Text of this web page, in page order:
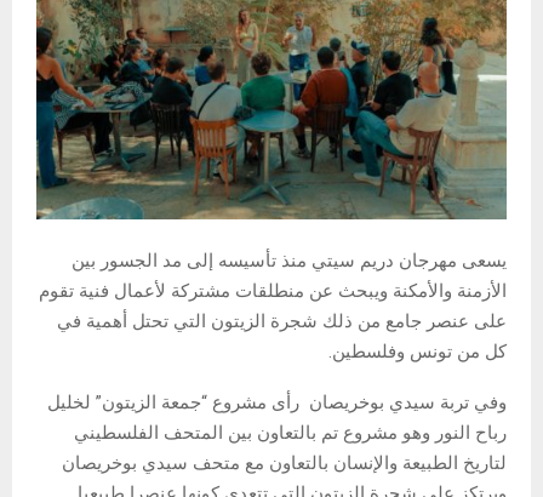
يسعى مهرجان دريم سيتي منذ تأسيسه إلى مد الجسور بين
الأزمنة والأمكنة ويبحث عن منطلقات مشتركة لأعمال فنية تقوم
على عنصر جامع من ذلك شجرة الزيتون التي تحتل أهمية في
كل من تونس وفلسطين.
وفي تربة سيدي بوخريصان رأى مشروع “جمعة الزيتون” لخليل
رباح النور وهو مشروع تم بالتعاون بين المتحف الفلسطيني
لتاريخ الطبيعة والإنسان بالتعاون مع متحف سيدي بوخريصان